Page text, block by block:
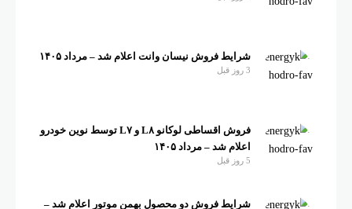
شرایط فروش نیسان وانت اعلام شد – مرداد ۱۴۰۵
فروش اقساطی لوکانو L۸ و L۷ توسط نوین خودرو
اعلام شد – مرداد ۱۴۰۵
شرایط فروش دو محصول بهمن موتور اعلام شد –